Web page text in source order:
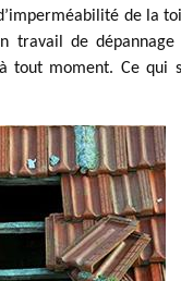
de la
travail de
tout moment. Ce qui